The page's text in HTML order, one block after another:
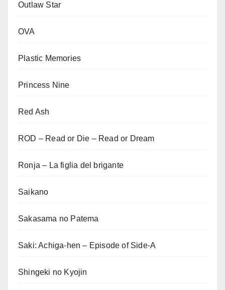
Outlaw Star
OVA
Plastic Memories
Princess Nine
Red Ash
ROD – Read or Die – Read or Dream
Ronja – La figlia del brigante
Saikano
Sakasama no Patema
Saki: Achiga-hen – Episode of Side-A
Shingeki no Kyojin